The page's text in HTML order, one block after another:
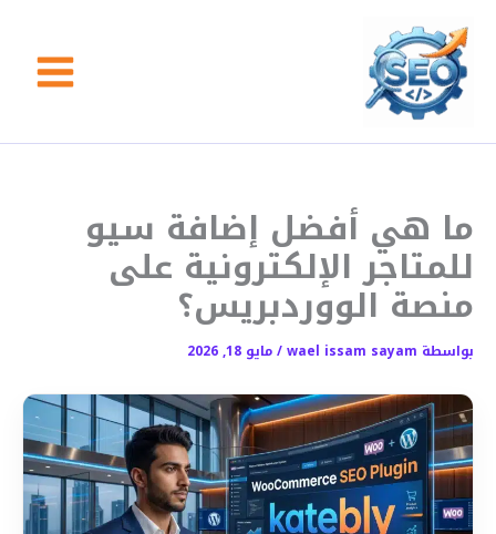
المحتوى
ما هي أفضل إضافة سيو
للمتاجر الإلكترونية على
منصة الووردبريس؟
بواسطة wael issam sayam
/مايو 18, 2026